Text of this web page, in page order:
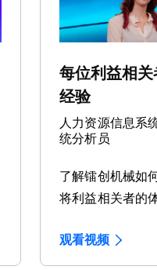
每位利益相
经验
人力资源信息系
统分析员
了解镭创机械如
将利益相关者的
观看视频